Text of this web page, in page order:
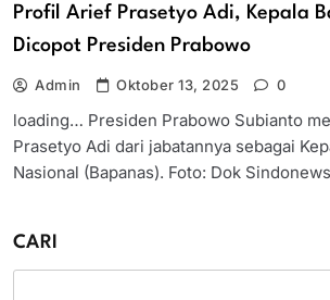
Profil Arief Prasetyo Adi, Kepala
Dicopot Presiden Prabowo
Admin Oktober 13, 2025 0
loading… Presiden Prabowo Subianto
Prasetyo Adi dari jabatannya sebagai
Nasional (Bapanas). Foto: Dok
CARI